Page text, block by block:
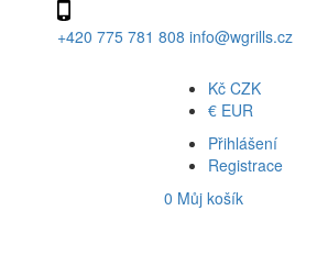
+420 775 781 808 info@wgrills.cz
Kč CZK
€ EUR
Přihlášení
Registrace
0 Můj košík